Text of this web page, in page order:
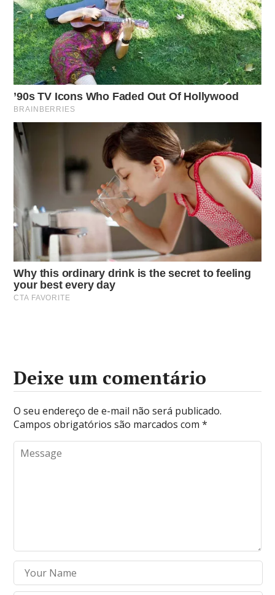
Deixe um comentário
O seu endereço de e-mail não será publicado.
Campos obrigatórios são marcados com*